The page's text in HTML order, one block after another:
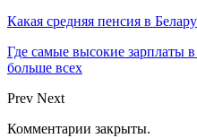
Какая средняя пенсия в
Где самые высокие зарплаты
больше всех
Prev Next
Комментарии закрыты.